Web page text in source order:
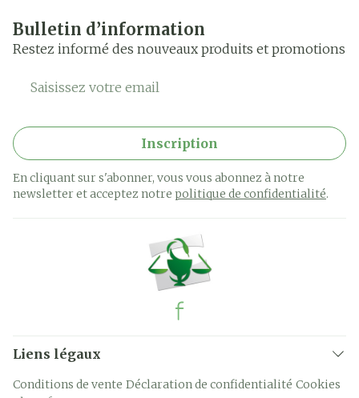
Bulletin d’information
Restez informé des nouveaux produits et promotions
Adresse mail
Inscription
En cliquant sur s'abonner, vous vous abonnez à notre
newsletter et acceptez notre politique de confidentialité.
Liens légaux
Conditions de vente Déclaration de confidentialité Cookies